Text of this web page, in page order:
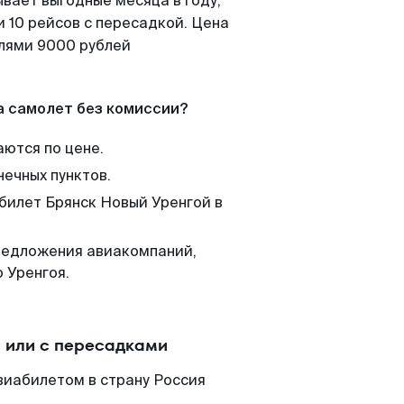
рейсов с пересадкой. Цена
9000 рублей
самолет без комиссии?
по цене.
пунктов.
Брянск Новый Уренгой в
авиакомпаний,
с пересадками
в страну Россия